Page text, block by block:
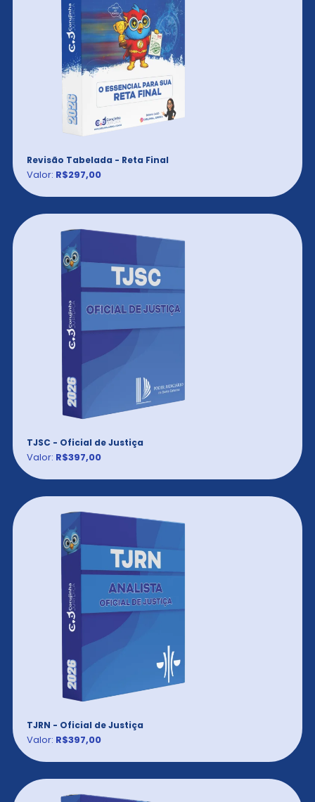
Revisão Tabelada - Reta Final
Valor: R$297,00
TJSC - Oficial de Justiça
Valor: R$397,00
TJRN - Oficial de Justiça
Valor: R$397,00